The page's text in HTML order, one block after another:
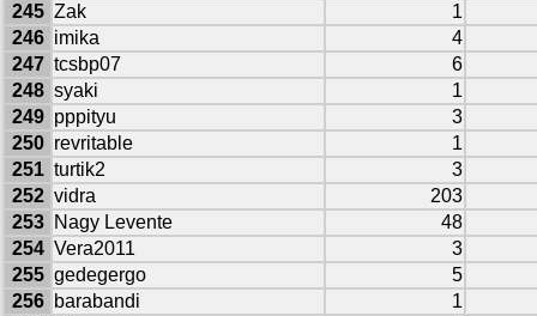
245 Zak
1
246 imika
4
247 tcsbp07
6
248 syaki
1
249 pppityu
3
250 revritable
1
251 turtik2
3
252 vidra
203
253
Nagy Levente
48
254 Vera2011
3
255 gedegergo
5
256
barabandi
1